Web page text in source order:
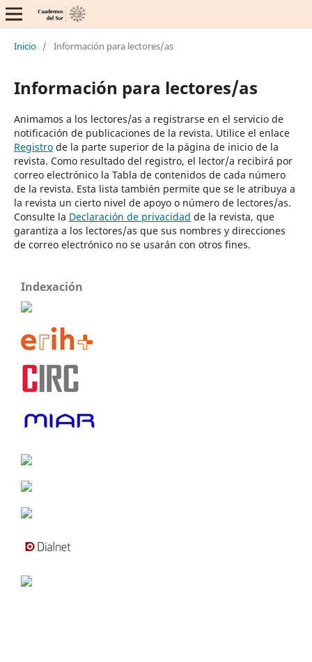
Inicio / Información para lectores/as
Información para lectores/as
Animamos a los lectores/as a registrarse en el servicio de
notificación de publicaciones de la revista. Utilice el enlace
Registrode la parte superior de la página de inicio de la
revista. Como resultado del registro, el lector/a recibirá por
correo electrónico la Tabla de contenidos de cada número
de la revista. Esta lista también permite que se le atribuya a
la revista un cierto nivel de apoyo o número de lectores/as.
Consulte la Declaración de privacidad de la revista, que
garantiza a los lectores/as que sus nombres y direcciones
de correo electrónico no se usarán con otros fines.
Indexación